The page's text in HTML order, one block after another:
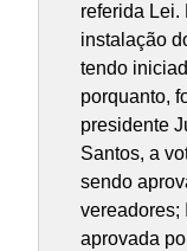
referida Lei.
instalação
tendo
porquanto,
presidente
Santos, a
sendo
vereadores;
aprovada